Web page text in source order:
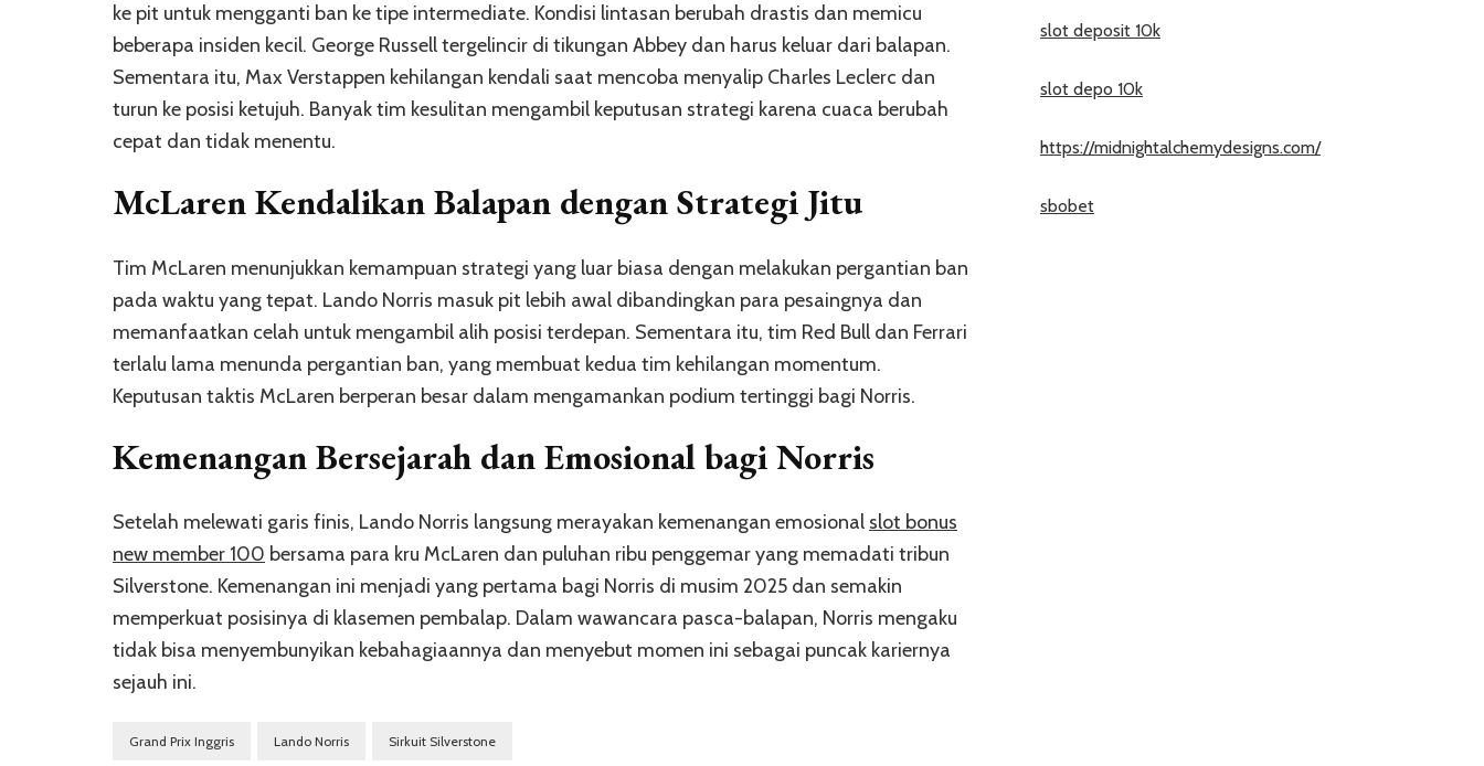
ke pit untuk mengganti ban ke tipe intermediate. Kondisi lintasan berubah drastis dan memicu
beberapa insiden kecil. George Russell tergelincir di tikungan Abbey dan harus keluar dari balapan.
Sementara itu, Max Verstappen kehilangan kendali saat mencoba menyalip Charles Leclerc dan
turun ke posisi ketujuh. Banyak tim kesulitan mengambil keputusan strategi karena cuaca berubah
cepat dan tidak menentu.
McLaren Kendalikan Balapan dengan Strategi Jitu
Tim McLaren menunjukkan kemampuan strategi yang luar biasa dengan melakukan pergantian ban
pada waktu yang tepat. Lando Norris masuk pit lebih awal dibandingkan para pesaingnya dan
memanfaatkan celah untuk mengambil alih posisi terdepan. Sementara itu, tim Red Bull dan Ferrari
terlalu lama menunda pergantian ban, yang membuat kedua tim kehilangan momentum.
Keputusan taktis McLaren berperan besar dalam mengamankan podium tertinggi bagi Norris.
Kemenangan Bersejarah dan Emosional bagi Norris
Setelah melewati garis finis, Lando Norris langsung merayakan kemenangan emosional slot bonus
new member 100 bersama para kru McLaren dan puluhan ribu penggemar yang memadati tribun
Silverstone. Kemenangan ini menjadi yang pertama bagi Norris di musim 2025 dan semakin
memperkuat posisinya di klasemen pembalap. Dalam wawancara pasca-balapan, Norris mengaku
tidak bisa menyembunyikan kebahagiaannya dan menyebut momen ini sebagai puncak kariernya
sejauh ini.
Grand Prix Inggris Lando Norris Sirkuit Silverstone
slot deposit 10k
slot depo 10k
https://midnightalchemydesigns.com/
sbobet